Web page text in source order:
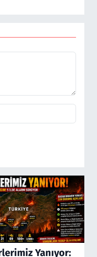
Yanıyor: